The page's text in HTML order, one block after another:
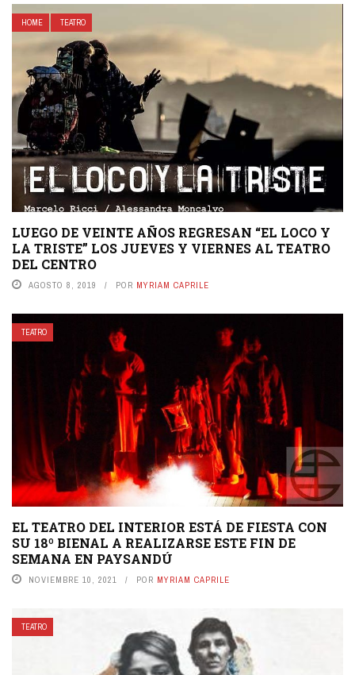
HOME TEATRO
LUEGO DE VEINTE AÑOS REGRESAN “EL LOCO Y
LA TRISTE” LOS JUEVES Y VIERNES AL TEATRO
DEL CENTRO
AGOSTO 8, 2019 POR MYRIAM CAPRILE
TEATRO
EL TEATRO DEL INTERIOR ESTÁ DE FIESTA CON
SU 18º BIENAL A REALIZARSE ESTE FIN DE
SEMANA EN PAYSANDÚ
NOVIEMBRE 10, 2021 POR MYRIAM CAPRILE
TEATRO